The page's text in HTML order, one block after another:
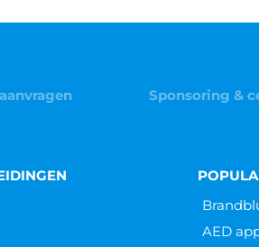
Sponsoring &
AED